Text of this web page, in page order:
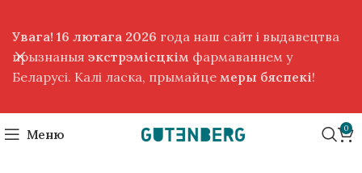
Меню 0
Увага! 16 лютага 2026 года наш сайт і выдавецтва
прызнаныя экстрэмісцкім фармаваннем у
Беларусі. Калі ласка, прымайце меры бяспекі!